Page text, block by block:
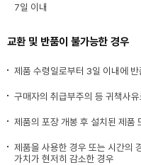
7일 이내
교환 및 반품이 불가능한 경우
제품 수령일로부터 3일 이내에
구매자의 취급부주의 등 귀책사
제품의 포장 개봉 후 설치된 제품
제품을 사용한 경우 또는 시간의
가치가 현저히 감소한 경우